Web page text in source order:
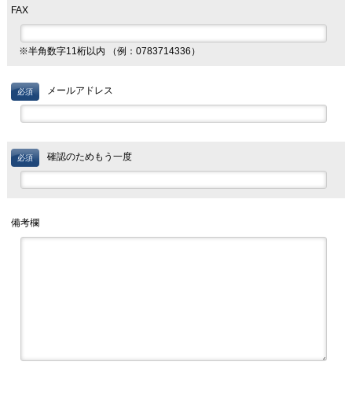
FAX
※半角数字11桁以内 （例：0783714336）
必須 メールアドレス
必須 確認のためもう一度
備考欄